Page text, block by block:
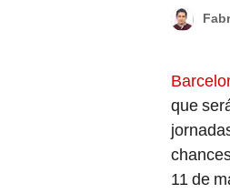
que
11 de